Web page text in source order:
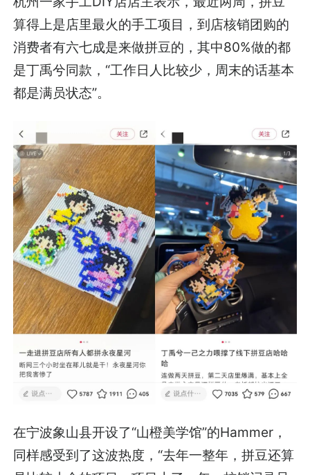
算得上是店里最火的手工项目，到店核销团购的
消费者有六七成是来做拼豆的，其中80%做的都
是丁禹兮同款，“工作日人比较少，周末的话基本
都是满员状态”。
在宁波象山县开设了“山橙美学馆”的Hammer，
同样感受到了这波热度，“去年一整年，拼豆还算